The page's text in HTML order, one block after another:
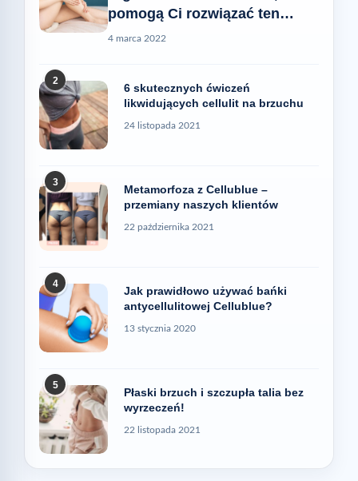
pomogą Ci rozwiązać ten
problem
4 marca 2022
2
6 skutecznych ćwiczeń
likwidujących cellulit na brzuchu
24 listopada 2021
3
Metamorfoza z Cellublue –
przemiany naszych klientów
22 października 2021
4
Jak prawidłowo używać bańki
antycellulitowej Cellublue?
13 stycznia 2020
5
Płaski brzuch i szczupła talia bez
wyrzeczeń!
22 listopada 2021